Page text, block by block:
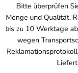
Bitte überprüfen
Menge und Qualität.
bis zu 10 Werktage
wegen